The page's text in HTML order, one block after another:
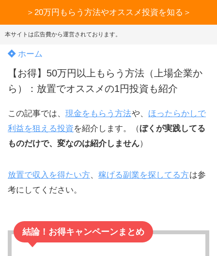
＞20万円もらう方法やオススメ投資を知る＞
本サイトは広告費から運営されております。
ホーム
【お得】50万円以上もらう方法（上場企業か
ら）：放置でオススメの1円投資も紹介
この記事では、 現金をもらう方法や、 ほったらかしで
利益を狙える投資を紹介します。（ぼくが実践してる
ものだけで、変なのは紹介しません）
放置で収入を得たい方、 稼げる副業を探してる方は参
考にしてください。
結論！お得キャンペーンまとめ